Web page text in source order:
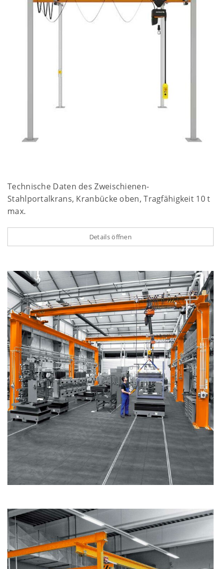
Technische Daten des Zweischienen-
Stahlportalkrans, Kranbücke oben, Tragfähigkeit 10 t
max.
Details öffnen